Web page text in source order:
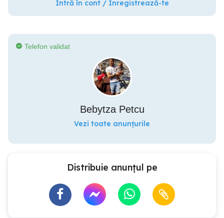
Intră în cont / Înregistrează-te
Telefon validat
Bebytza Petcu
Vezi toate anunțurile
Distribuie anunțul pe